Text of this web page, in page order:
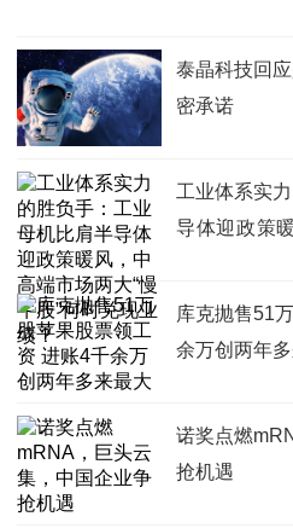
泰晶科技回
密承诺
工业体系实
导体迎政策
库克抛售51
余万创两年
诺奖点燃
抢机遇